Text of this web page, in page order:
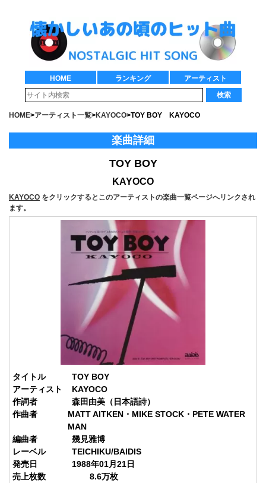
HOME ランキング
アーティスト
検索
HOME>アーティスト一覧>KAYOCO>TOY BOY KAYOCO
楽曲詳細
TOY BOY
KAYOCO
KAYOCO をクリックするとこのアーティストの楽曲一覧ページへリンクされ
ます。
タイトル
TOY BOY
アーティスト
KAYOCO
作詞者
森田由美（日本語詩）
作曲者
MATT AITKEN・MIKE STOCK・PETE WATER
MAN
編曲者
幾見雅博
レーベル
TEICHIKU/BAIDIS
発売日
1988年01月21日
売上枚数
8.6万枚